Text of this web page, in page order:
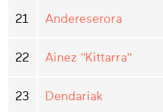
21 Andereserora
22 Ainez "Kittarra"
23 Dendariak